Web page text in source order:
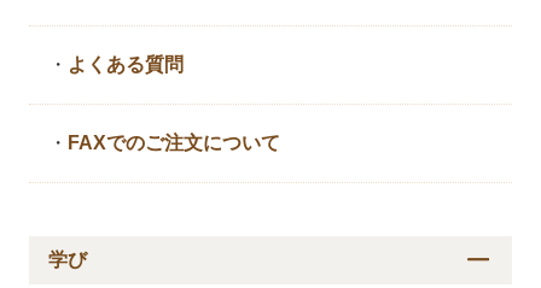
・ よくある質問
・ FAXでのご注文について
学び